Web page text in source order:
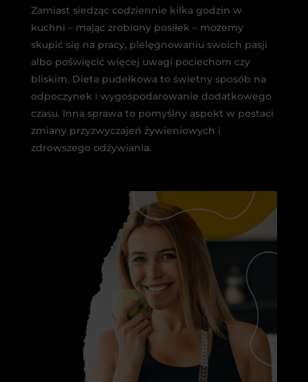
Zamiast siedząc codziennie kilka godzin w
kuchni – mając zrobiony posiłek – możemy
skupić się na pracy, pielęgnowaniu swoich pasji
albo poświęcić więcej uwagi pociechom czy
bliskim. Dieta pudełkowa to świetny sposób na
odpoczynek i wygospodarowanie dodatkowego
czasu. Inna sprawa to pomyślny aspekt w postaci
zmiany przyzwyczajeń żywieniowych i
zdrowszego odżywiania.